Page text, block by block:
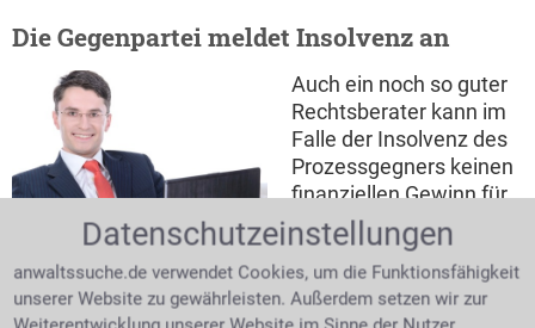
Die Gegenpartei meldet Insolvenz an
Auch ein noch so guter
Rechtsberater kann im
Falle der Insolvenz des
Prozessgegners keinen
finanziellen Gewinn für
seinen Mandanten
erwirken. Durch das
Insolvenzgericht findet man heraus, wenn ein
Schuldner schon mehrmals erfolglos vollstreckt
Datenschutzeinstellungen
anwaltssuche.de verwendet Cookies, um die Funktionsfähigkeit
unserer Website zu gewährleisten. Außerdem setzen wir zur